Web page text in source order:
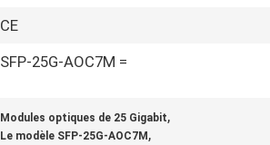
CE
SFP-25G-AOC7M =
Modules optiques de 25 Gigabit,
Le modèle SFP-25G-AOC7M ,